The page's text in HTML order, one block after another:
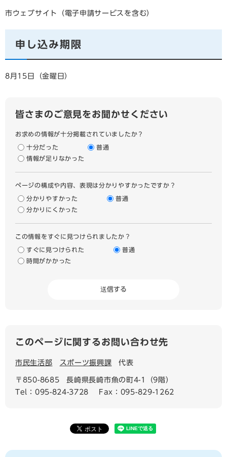
市ウェブサイト（電子申請サービスを含む）
申し込み期限
8月15日（金曜日）
皆さまのご意見をお聞かせください
お求めの情報が十分掲載されていましたか？
十分だった
普通
情報が足りなかった
ページの構成や内容、表現は分かりやすかったですか？
分かりやすかった
普通
分かりにくかった
この情報をすぐに見つけられましたか？
すぐに見つけられた
普通
時間がかかった
このページに関するお問い合わせ先
市民生活部 スポーツ振興課 代表
〒850-8685
長崎県長崎市魚の町4-1（9階）
Tel：095-824-3728
Fax：095-829-1262